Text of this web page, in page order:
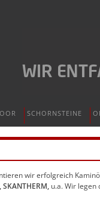
SCHORNSTEINE
wir erfolgreich
SKANTHERM, u.a. Wir legen